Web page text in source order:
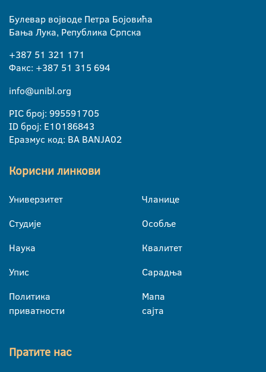
Булевар војводе Петра Бојовића
Бања Лука, Република Српска
+387 51 321 171
Факс: +387 51 315 694
info@unibl.org
PIC број: 995591705
ID број: E10186843
Еразмус код: BA BANJA02
Корисни линкови
Универзитет
Студије
Наука
Упис
Политика
приватности
Чланице
Особље
Квалитет
Сарадња
Мапа
сајта
Пратите нас